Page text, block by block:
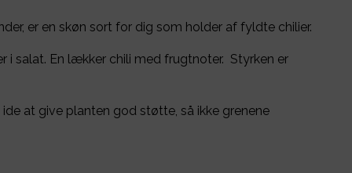
er en skøn sort for dig som holder af fyldte chilier.
i salat. En lækker chili med frugtnoter. Styrken er
at give planten god støtte, så ikke grenene